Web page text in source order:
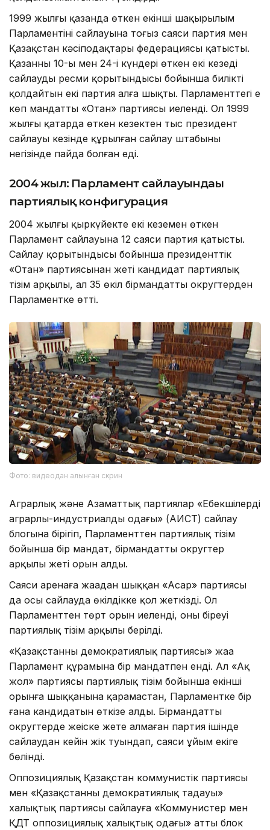
1999 жылғы қазанда өткен екінші шақырылым
Парламентінің сайлауына тоғыз саяси партия мен
Қазақстан кәсіподақтары федерациясы қатысты.
Қазанның 10-ы мен 24-і күндері өткен екі кезеңді
сайлаудың ресми қорытындысы бойынша билікті
қолдайтын екі партия алға шықты. Парламенттегі ең
көп мандатты «Отан» партиясы иеленді. Ол 1999
жылғы қаңтарда өткен кезектен тыс президент
сайлауы кезінде құрылған сайлау штабының
негізінде пайда болған еді.
2004 жыл: Парламент сайлауындағы
партиялық конфигурация
2004 жылғы қыркүйекте екі кезеңмен өткен
Парламент сайлауына 12 саяси партия қатысты.
Сайлау қорытындысы бойынша президенттік
«Отан» партиясынан жеті кандидат партиялық
тізім арқылы, ал 35 өкіл бірмандатты округтерден
Парламентке өтті.
Фото: видеодан алынған скрин
Аграрлық және Азаматтық партиялар «Еңбекшілердің
аграрлы-индустриалды одағы» (АИСТ) сайлау
блогына бірігіп, Парламенттен партиялық тізім
бойынша бір мандат, бірмандатты округтер
арқылы жеті орын алды.
Саяси аренаға жаңадан шыққан «Асар» партиясы
да осы сайлауда өкілдікке қол жеткізді. Ол
Парламенттен төрт орын иеленді, оның біреуі
партиялық тізім арқылы берілді.
«Қазақстанның демократиялық партиясы» жаңа
Парламент құрамына бір мандатпен енді. Ал «Ақ
жол» партиясы партиялық тізім бойынша екінші
орынға шыққанына қарамастан, Парламентке бір
ғана кандидатын өткізе алды. Бірмандатты
округтерде жеңіске жете алмаған партия ішінде
сайлаудан кейін жік туындап, саяси ұйым екіге
бөлінді.
Оппозициялық Қазақстан коммунистік партиясы
мен «Қазақстанның демократиялық таңдауы»
халықтық партиясы сайлауға «Коммунистер мен
ҚДТ оппозициялық халықтық одағы» атты блок